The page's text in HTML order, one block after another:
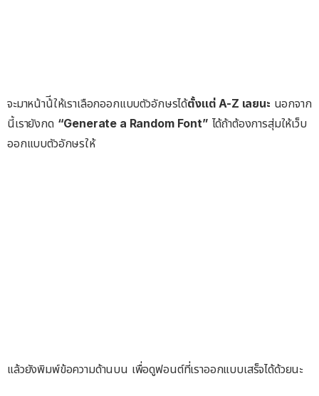
จะมาหน้าน้ีให้เราเลือกออกแบบตัวอักษรได้ตั้งแต่ A-Z เลยนะ นอกจาก
นี้เรายังกด “Generate a Random Font” ได้ถ้าต้องการสุ่มให้เว็บ
ออกแบบตัวอักษรให้
แล้วยังพิมพ์ข้อความด้านบน เพื่อดูฟอนต์ที่เราออกแบบเสร็จได้ด้วยนะ